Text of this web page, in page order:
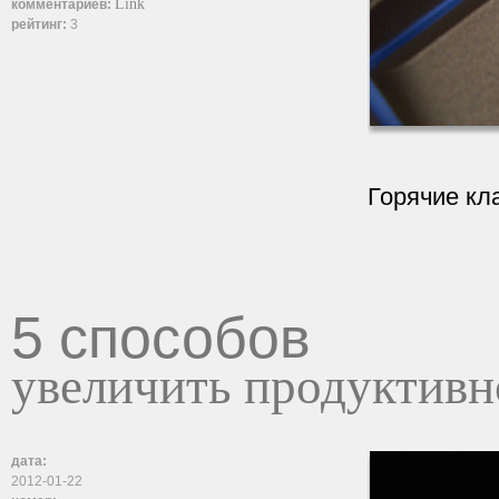
комментариев: Link
рейтинг: 3
Горячие
5 способов
увеличить
дата:
2012-01-22